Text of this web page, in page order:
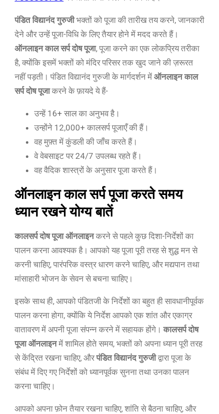
पंडित विद्यानंद गुरुजीभक्तों को पूजा की तारीख तय करने, जानकारी
देने और उन्हें पूजा-विधि के लिए तैयार होने में मदद करते हैं।
ऑनलाइन काल सर्प दोष पूजा, पूजा करने का एक लोकप्रिय तरीका
है, क्योंकि इसमें भक्तों को मंदिर परिसर तक खुद जाने की ज़रूरत
नहीं पड़ती। पंडित विद्यानंद गुरुजी के मार्गदर्शन में ऑनलाइन काल
सर्प दोष पूजाकरने के फ़ायदे ये हैं-
उन्हें 16+ साल का अनुभव है।
उन्होंने 12,000+ कालसर्प पूजाएँ की हैं।
वह मुफ़्त में कुंडली की जाँच करते हैं।
वे वेबसाइट पर 24/7 उपलब्ध रहते हैं।
वह वैदिक शास्त्रों के अनुसार पूजा करते हैं।
ऑनलाइन काल सर्प पूजा करते समय
ध्यान रखने योग्य बातें
कालसर्प दोष पूजा ऑनलाइनकरने से पहले कुछ दिशा-निर्देशों का
पालन करना आवश्यक है। आपको यह पूजा पूरी तरह से शुद्ध मन से
करनी चाहिए, पारंपरिक वस्त्र धारण करने चाहिए, और मद्यपान तथा
मांसाहारी भोजन के सेवन से बचना चाहिए।
इसके साथ ही, आपको पंडितजी के निर्देशों का बहुत ही सावधानीपूर्वक
पालन करना होगा, क्योंकि ये निर्देश आपको एक शांत और एकाग्र
वातावरण में अपनी पूजा संपन्न करने में सहायक होंगे।कालसर्प दोष
पूजा ऑनलाइनमें शामिल होते समय, भक्तों को अपना ध्यान पूरी तरह
से केंद्रित रखना चाहिए, औरपंडित विद्यानंद गुरुजीद्वारा पूजा के
संबंध में दिए गए निर्देशों को ध्यानपूर्वक सुनना तथा उनका पालन
करना चाहिए।
आपको अपना फ़ोन तैयार रखना चाहिए, शांति से बैठना चाहिए, और